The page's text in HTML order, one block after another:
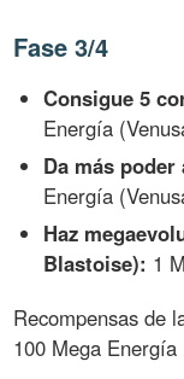
Fase 3/4
Consigue 5
Energía
Da más poder
Energía
Haz
Blastoise): 1
Recompensas de
100 Mega Energía